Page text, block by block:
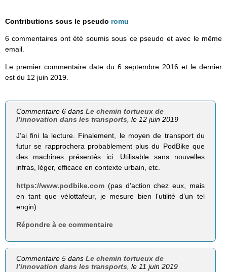
Contributions sous le pseudo romu
6 commentaires ont été soumis sous ce pseudo et avec le même
email.
Le premier commentaire date du 6 septembre 2016 et le dernier
est du 12 juin 2019.
Commentaire 6 dansLe chemin tortueux de
l’innovation dans les transports, le 12 juin 2019
J’ai fini la lecture. Finalement, le moyen de transport du
futur se rapprochera probablement plus du PodBike que
des machines présentés ici. Utilisable sans nouvelles
infras, léger, efficace en contexte urbain, etc.
https://www.podbike.com (pas d’action chez eux, mais
en tant que vélottafeur, je mesure bien l’utilité d’un tel
engin)
Répondre à ce commentaire
Commentaire 5 dansLe chemin tortueux de
l’innovation dans les transports , le 11 juin 2019